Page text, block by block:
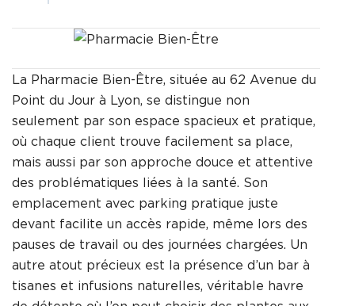
La Pharmacie Bien-Être, située au 62 Avenue du
Point du Jour à Lyon, se distingue non
seulement par son espace spacieux et pratique,
où chaque client trouve facilement sa place,
mais aussi par son approche douce et attentive
des problématiques liées à la santé. Son
emplacement avec parking pratique juste
devant facilite un accès rapide, même lors des
pauses de travail ou des journées chargées. Un
autre atout précieux est la présence d’un bar à
tisanes et infusions naturelles, véritable havre